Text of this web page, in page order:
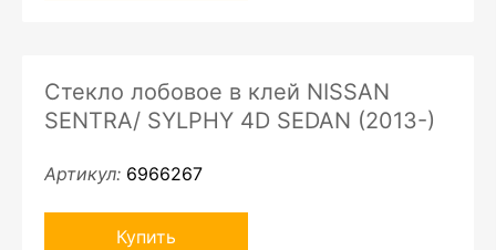
Стекло лобовое в клей NISSAN
SENTRA/ SYLPHY 4D SEDAN (2013-)
Артикул: 6966267
Купить